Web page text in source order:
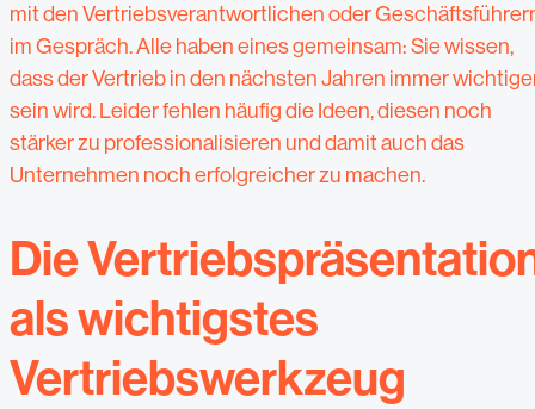
mit den Vertriebsverantwortlichen oder
im Gespräch. Alle haben eines gemeinsam: Sie wissen,
dass der Vertrieb in den nächsten Jahren immer
sein wird. Leider fehlen häufig die Ideen, diesen noch
stärker zu professionalisieren und damit auch das
Unternehmen noch erfolgreicher zu machen.
Die
als wichtigstes
Vertriebswerkzeug